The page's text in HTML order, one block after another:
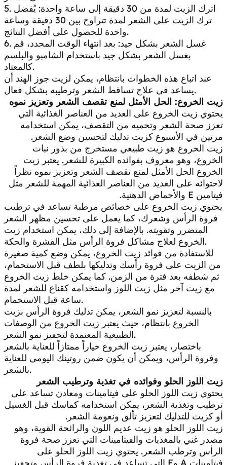
5. اترك الزيت لمدة من 30 دقيقة إلى ساعة واحدة: يُفضل
ترك الزيت على الشعر لمدة تتراوح بين 30 دقيقة وساعة
واحدة للحصول على أفضل النتائج.
6. غسل الشعر بشكل جيد: بعد انتهاء الوقت المحدد، قم
بغسل الشعر بشكل جيد باستخدام الشامبو والبلسم
كالمعتاد.
عند اتباع هذه الخطوات بانتظام، يمكن لزيت جوز الهند أن
يساعد في علاج تساقط الشعر وترطيبه بشكل فعال.
زيت الخروع: الحل الأمثل لمنع تقصف الشعر وتعزيز نموه
يحتوي زيت الخروع على العديد من العناصر الغذائية التي
تعزز صحة الشعر وتحميه من التقصف، يمكن استخدامه
مرتين في الأسبوع كزيت تدليك لتحسين وضع الشعر.
زيت الخروع هو زيت طبيعي مستخرج من بذور نبات
الخروع، وهو معروف بفوائده الكبيرة للشعر. يعتبر زيت
الخروع الحل الأمثل لمنع تقصف الشعر وتعزيز نموه نظراً
لاحتوائه على العديد من العناصر الغذائية المهمة للشعر مثل
فيتامين E والأحماض الدهنية.
يحتوي زيت الخروع على خصائص مرطبة تساعد في ترطيب
فروة الرأس وشعرك، كما يعمل على تحسين مظهر الشعر
المتضرر وتقويته. بالإضافة إلى ذلك، يمكن استخدام زيت
الخروع لعلاج مشاكل فروة الرأس مثل القشرة والحكة.
للاستفادة من فوائد زيت الخروع، يمكن وضع كمية صغيرة
من الزيت على فروة رأسك وتدليكها بلطف قبل الاستحمام،
ثم شطفه بعد فترة من الزمن. كما يمكن خلط زيت الخروع
مع زيت آخر مثل زيت اللوز واستخدامه كقناع للشعر لمدة
ساعة قبل الاستحمام.
بالنسبة لتعزيز نمو الشعر، يمكن تدليك فروة الرأس بزيت
الخروع بانتظام، حيث يعتبر زيت الخروع من الوصفات
الطبيعية المعتمدة لتحفيز نمو الشعر.
باختصار، يعتبر زيت الخروع خياراً ممتازاً للعناية بالشعر
وفروة الرأس، ويمكن أن يكون ضمن روتينك اليومي للعناية
بالشعر.
زيت اللوز الحلو وفوائده في تغذية وترطيب الشعر
يحتوي زيت اللوز الحلو على فيتامينات ومعادن تساعد على
ترطيب وتغذية الشعر، يمكن استخدامه كماسك قبل الغسيل
أو كزيت للتدليك لتعزيز تألق ونعومة الشعر.
زيت اللوز الحلو هو زيت عديم اللون والرائحة القوية، وهو
مصدر غني بالمغذيات والفيتامينات التي تعزز صحة فروة
الرأس وترطب الشعر. يحتوي زيت اللوز الحلو على
فيتامينات A وE التي تساعد في تغذية فروة الرأس وتحفيز